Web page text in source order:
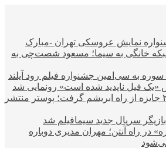
نمایش عروسکی تهران -مبارک
خانگی به سیما؛ مسعود شصت‌چی به
«یک فیل ناپدید شده است» رونمایی شد
فیلم کوتاه «مینا» ۲ جایزه از راه ابریشم گرفت؛ پوستر منتشر
سریال جدید سیمافیلم شد
در راه آنتن؛ مهران مدیری دوباره